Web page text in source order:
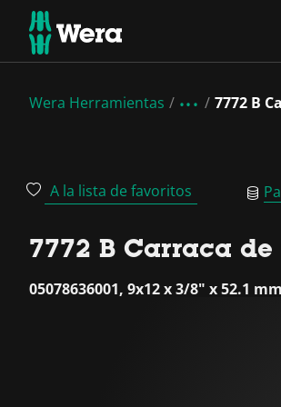
Wera Herramientas 7772 B
A la lista de favoritos
7772 B Carraca
05078636001, 9x12 x 3/8" x 52.1 mm